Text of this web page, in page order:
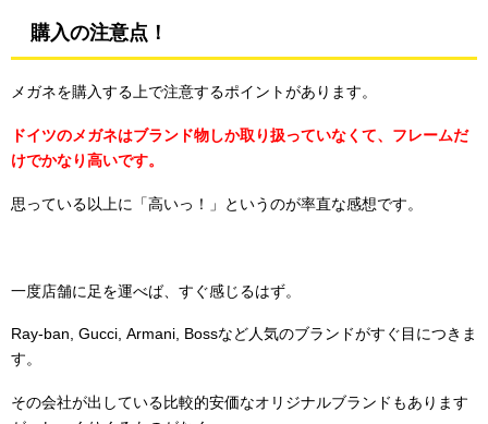
購入の注意点！
メガネを購入する上で注意するポイントがあります。
ドイツのメガネはブランド物しか取り扱っていなくて、フレームだ
けでかなり高いです。
思っている以上に「高いっ！」というのが率直な感想です。
一度店舗に足を運べば、すぐ感じるはず。
Ray-ban, Gucci, Armani, Bossなど人気のブランドがすぐ目につきま
す。
その会社が出している比較的安価なオリジナルブランドもあります